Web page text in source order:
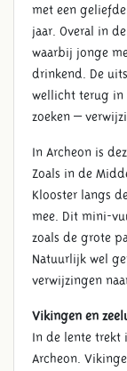
met een
jaar. Overal in
waarbij jonge
drinkend. De
wellicht terug in
zoeken –
In Archeon is
Zoals in de
Klooster langs
mee. Dit mini-
zoals de grote
Natuurlijk wel
verwijzingen
Vikingen en
In de lente trekt
Archeon.